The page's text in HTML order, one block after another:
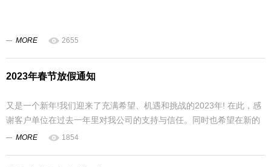
MORE 2655
2023年春节放假通知
又是一个新年!我们迎来了充满希望、机遇和挑战的2023年! 在此，感
谢客户单位在过去一年里对我公司的支持与信任。同时也希望在新的
一年...
MORE 1854